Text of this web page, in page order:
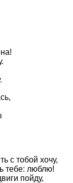
с тобой хочу,
тебе: люблю!
пойду,